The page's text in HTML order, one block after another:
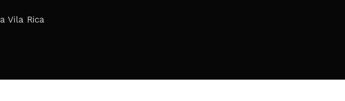
Vila Rica